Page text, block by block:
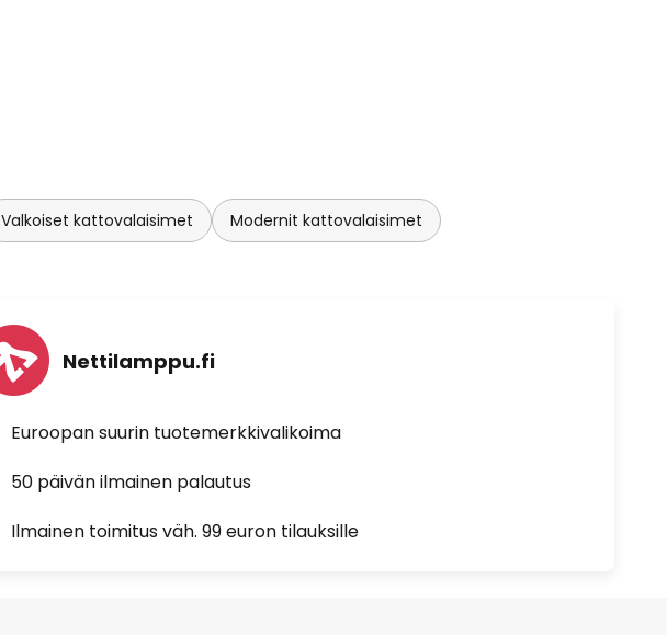
Valkoiset kattovalaisimet Modernit kattovalaisimet
Nettilamppu.fi
Euroopan suurin tuotemerkkivalikoima
50 päivän ilmainen palautus
Ilmainen toimitus väh. 99 euron tilauksille